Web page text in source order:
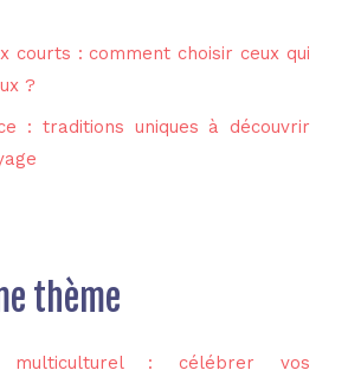
courts : comment choisir ceux qui
?
: traditions uniques à découvrir
thème
multiculturel : célébrer vos